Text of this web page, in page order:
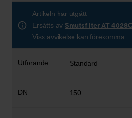
Artikeln har utgått
Ersätts av Smutsfilter AT
Viss avvikelse kan förekomma
Standard
150